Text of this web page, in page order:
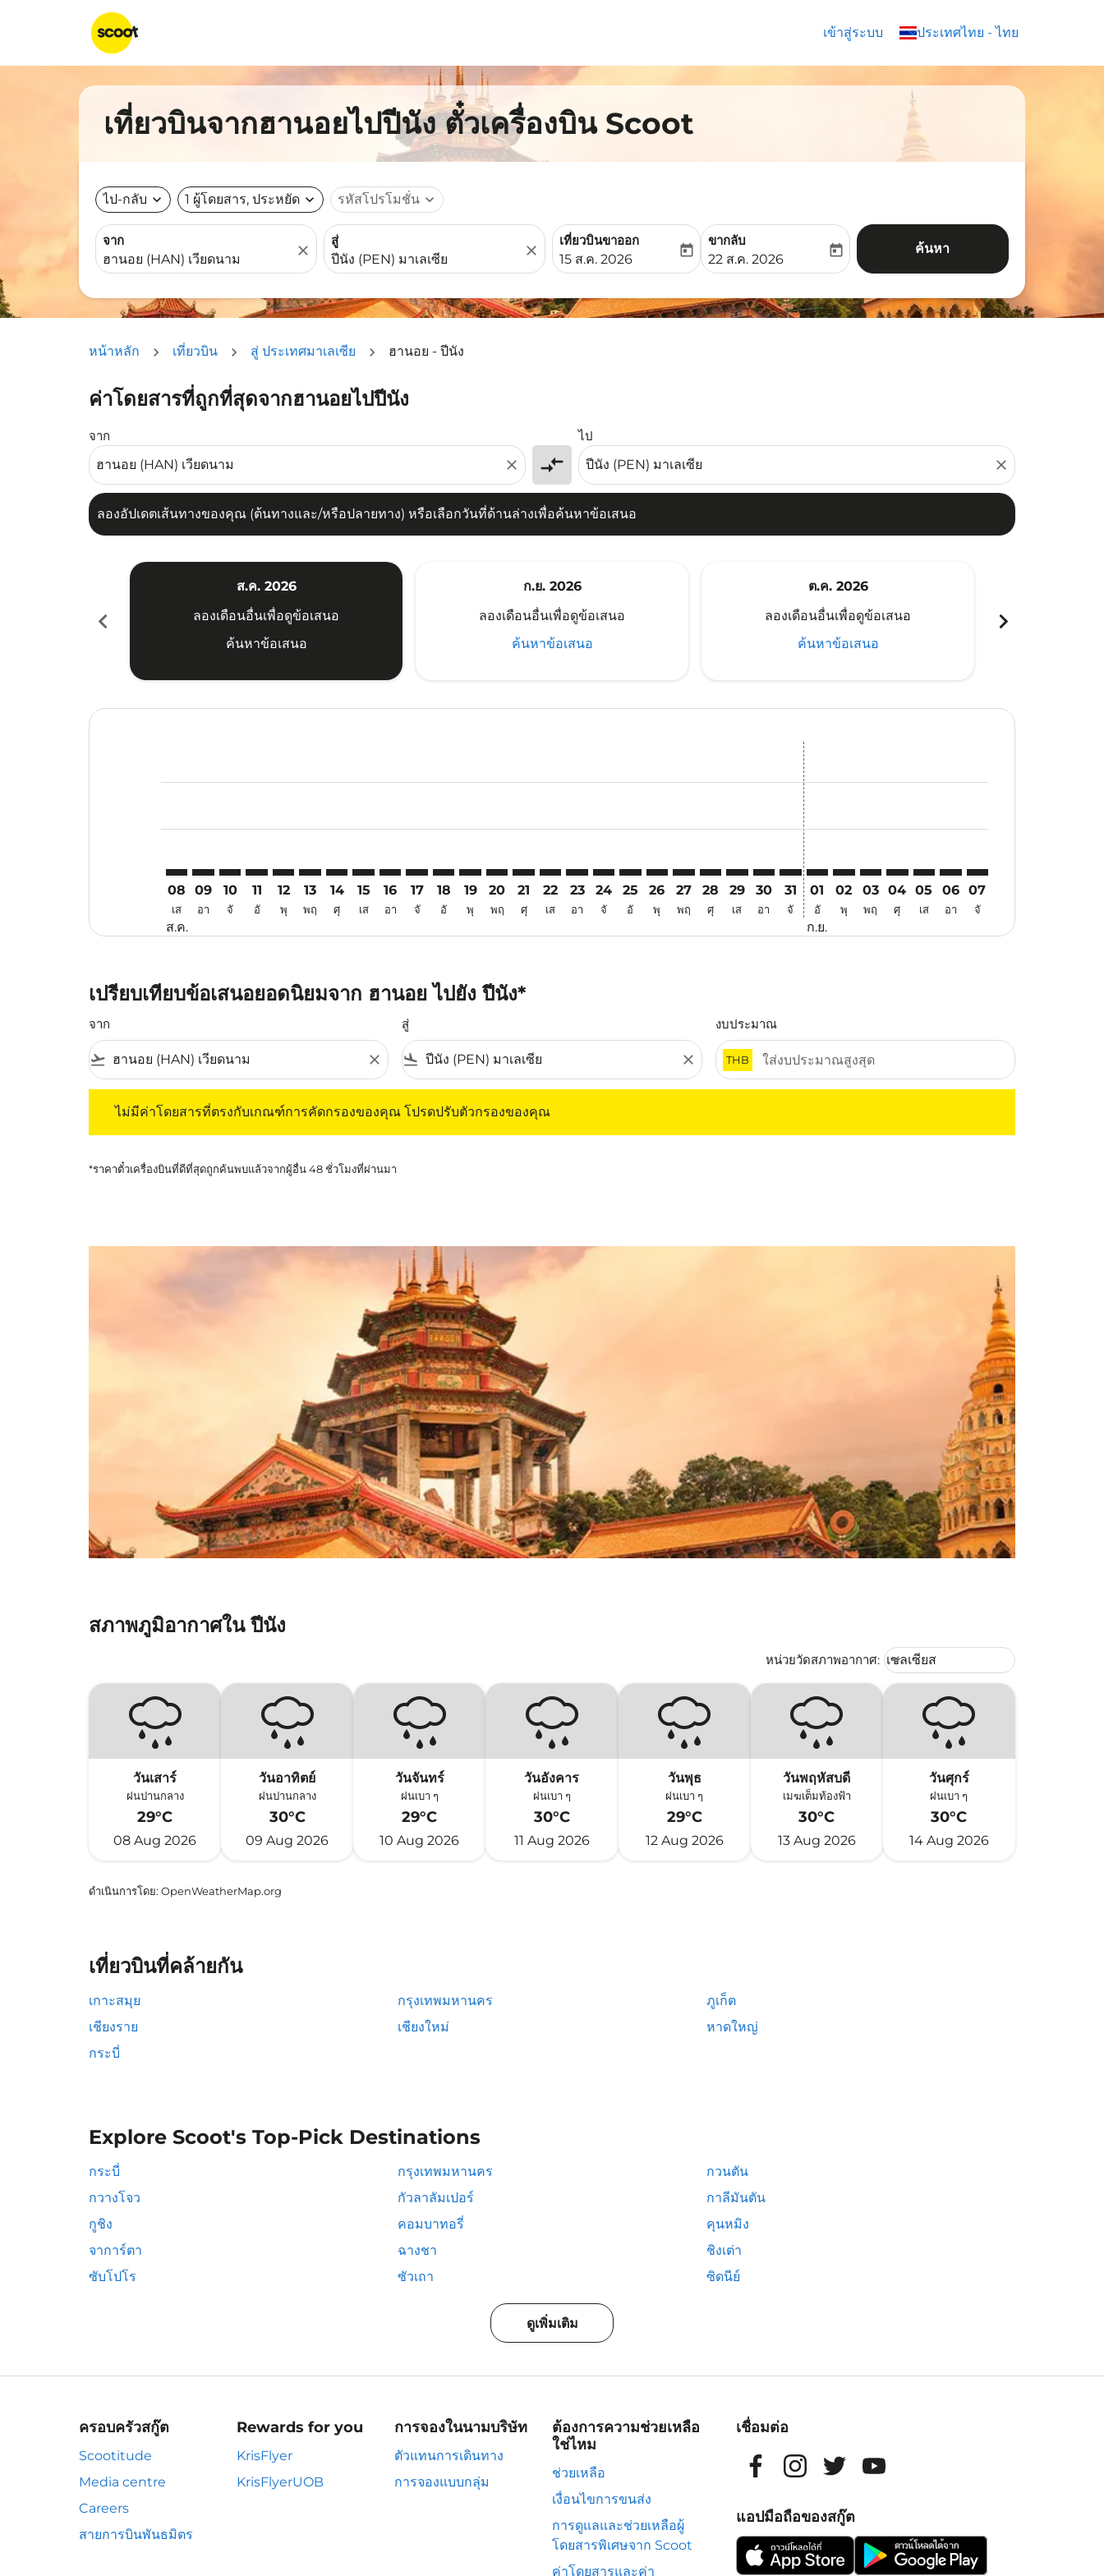
เข้าสู่ระบบ ประเทศไทย - ไทย
keyboard_arrow_down
เที่ยวบินจากฮานอยไปปีนัง ตั๋วเครื่องบิน Scoot
ไป-กลับ expand_more 1 ผู้โดยสาร, ประหยัด expand_more รหัสโปรโมชั่น expand_more
จาก
close
สู่
close
เที่ยวบินขาออก
fc-booking-departure-date-aria-label
15 ส.ค. 2026
today
ขากลับ
fc-booking-return-date-aria-label
22 ส.ค. 2026
today ค้นหา
หน้าหลัก เที่ยวบิน สู่ ประเทศมาเลเซีย ฮานอย - ปีนัง
ค่าโดยสารที่ถูกที่สุดจากฮานอยไปปีนัง
จาก
close compare_arrows
ไป
close
ลองอัปเดตเส้นทางของคุณ (ต้นทางและ/หรือปลายทาง) หรือเลือกวันที่ด้านล่างเพื่อค้นหาข้อเสนอ
ลองอัปเดตเส้นทางของคุณ (ต้นทางและ/หรือปลายทาง) หรือเลือกวันที่ด้านล่างเพื่อค้นหาข้อเสนอ
chevron_left
ส.ค. 2026
ลองเดือนอื่นเพื่อดูข้อเสนอ
ค้นหาข้อเสนอ
ก.ย. 2026
ลองเดือนอื่นเพื่อดูข้อเสนอ
ค้นหาข้อเสนอ
ต.ค. 2026
ลองเดือนอื่นเพื่อดูข้อเสนอ
ค้นหาข้อเสนอ
chevron_right
08
เส
ส.ค.
09
อา
10
จั
11
อั
12
พุ
13
พฤ
14
ศุ
15
เส
16
อา
17
จั
18
อั
19
พุ
HAN–PEN: cmp-view-offers-disclaimer. ค้นหาข้อเสนอ
20
พฤ
HAN–PEN: cmp-view-offers-disclaimer. ค้นหาข้อเสนอ
21
ศุ
HAN–PEN: cmp-view-offers-disclaimer. ค้นหาข้อเสนอ
22
เส
HAN–PEN: cmp-view-offers-disclaimer. ค้นหาข้อเสนอ
23
อา
HAN–PEN: cmp-view-offers-disclaimer. ค้นหาข้อเสนอ
24
จั
HAN–PEN: cmp-view-offers-disclaimer. ค้นหาข้อเสนอ
25
อั
HAN–PEN: cmp-view-offers-disclaimer. ค้นหาข้อเสนอ
26
พุ
HAN–PEN: cmp-view-offers-disclaimer. ค้นหาข้อเสนอ
27
พฤ
HAN–PEN: cmp-view-offers-disclaimer. ค้นหาข้อเสนอ
28
ศุ
HAN–PEN: cmp-view-offers-disclaimer. ค้นหาข้อเสนอ
29
เส
HAN–PEN: cmp-view-offers-disclaimer. ค้นหาข้อเสนอ
30
อา
HAN–PEN: cmp-view-offers-disclaimer. ค้นหาข้อเสนอ
31
จั
01
อั
ก.ย.
02
พุ
03
พฤ
04
ศุ
05
เส
06
อา
07
จั
เปรียบเทียบข้อเสนอยอดนิยมจาก ฮานอย ไปยัง ปีนัง*
จาก
flight_takeoff close
สู่
flight_land close
งบประมาณ
THB
ไม่มีค่าโดยสารที่ตรงกับเกณฑ์การคัดกรองของคุณ โปรดปรับตัวกรองของคุณ
*ราคาตั๋วเครื่องบินที่ดีที่สุดถูกค้นพบแล้วจากผู้อื่น 48 ชั่วโมงที่ผ่านมา
สภาพภูมิอากาศใน ปีนัง
หน่วยวัดสภาพอากาศ: Weather unit option เซลเซียส
เซลเซียส
keyboard_arrow_down
วันเสาร์
ฝนปานกลาง
29°C
08 Aug 2026
วันอาทิตย์
ฝนปานกลาง
30°C
09 Aug 2026
วันจันทร์
ฝนเบา ๆ
29°C
10 Aug 2026
วันอังคาร
ฝนเบา ๆ
30°C
11 Aug 2026
วันพุธ
ฝนเบา ๆ
29°C
12 Aug 2026
วันพฤหัสบดี
เมฆเต็มท้องฟ้า
30°C
13 Aug 2026
วันศุกร์
ฝนเบา ๆ
30°C
14 Aug 2026
ดำเนินการโดย: OpenWeatherMap.org
เที่ยวบินที่คล้ายกัน
เกาะสมุย กรุงเทพมหานคร
ภูเก็ต
เชียงราย
เชียงใหม่
หาดใหญ่
กระบี่
Explore Scoot's Top-Pick Destinations
กระบี่ กรุงเทพมหานคร
กวนตัน
กวางโจว
กัวลาลัมเปอร์
กาลีมันตัน
กูชิง
คอมบาทอรี่
คุนหมิง
จาการ์ตา
ฉางชา
ชิงเต่า
ซับโปโร
ซัวเถา ซิดนีย์
ดูเพิ่มเติม
ครอบครัวสกู๊ต
Scootitude
Media centre
Careers
สายการบินพันธมิตร
Rewards for you
KrisFlyer
KrisFlyerUOB
การจองในนามบริษัท
ตัวแทนการเดินทาง
การจองแบบกลุ่ม
ต้องการความช่วยเหลือ
ใช่ไหม
ช่วยเหลือ
เงื่อนไขการขนส่ง
การดูแลและช่วยเหลือผู้
โดยสารพิเศษจาก Scoot
ค่าโดยสารและค่า
เชื่อมต่อ
แอปมือถือของสกู๊ต